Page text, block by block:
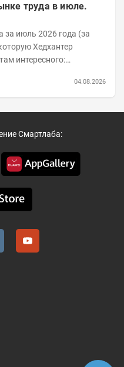
труда в июле.
интересного:
04.08.2026
Смартлаба: